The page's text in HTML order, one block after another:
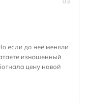
если до неё меняли
изношенный
цену новой